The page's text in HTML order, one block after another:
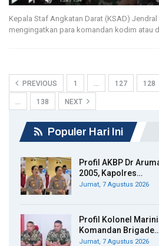
Kepala Staf Angkatan Darat (KSAD)
mengingatkan para komandan kodim atau
PREVIOUS 1 … 127 128
… 138 NEXT
Populer Hari Ini
Profil AKBP Dr
2005, Kapolres…
Jumat, 7 Agustus 2026
Profil Kolonel
Komandan Brigade…
Jumat, 7 Agustus 2026